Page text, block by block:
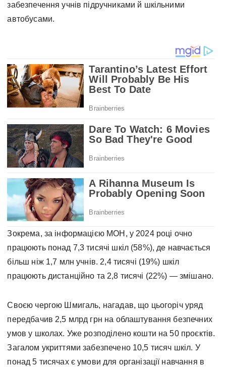
забезпечення учнів підручниками й шкільними
автобусами.
Зокрема, за інформацією МОН, у 2024 році очно
працюють понад 7,3 тисячі шкіл (58%), де навчається
більш ніж 1,7 млн учнів. 2,4 тисячі (19%) шкіл
працюють дистанційно та 2,8 тисячі (22%) — змішано.
Своєю чергою Шмигаль, нагадав, що цьогоріч уряд
передбачив 2,5 млрд грн на облаштування безпечних
умов у школах. Уже розподілено кошти на 50 проєктів.
Загалом укриттями забезпечено 10,5 тисяч шкіл. У
понад 5 тисячах є умови для організації навчання в